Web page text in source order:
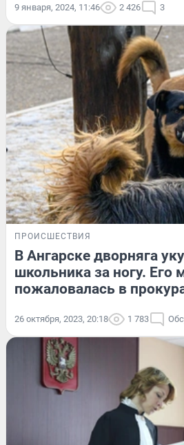
9 января, 2024, 11:46 2 426 3
ПРОИСШЕСТВИЯ
В Ангарске дворняга
школьника за ногу. Его
пожаловалась в
26 октября, 2023, 20:18 1 783